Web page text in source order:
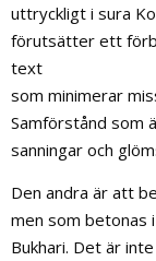
uttryckligt i sura
förutsätter ett
text
som minimerar
Samförstånd som
sanningar och
Den andra är att
men som betonas
Bukhari. Det är